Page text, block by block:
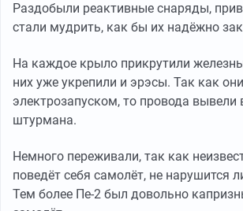
Раздобыли реактивные снаряды,
стали мудрить, как бы их надёжно
На каждое крыло прикрутили
них уже укрепили и эрэсы. Так как
электрозапуском, то провода вывели
штурмана.
Немного переживали, так как
поведёт себя самолёт, не нарушится
Тем более Пе-2 был довольно